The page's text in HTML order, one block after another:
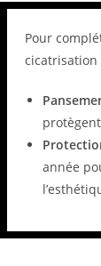
Pour
cicatrisation
année